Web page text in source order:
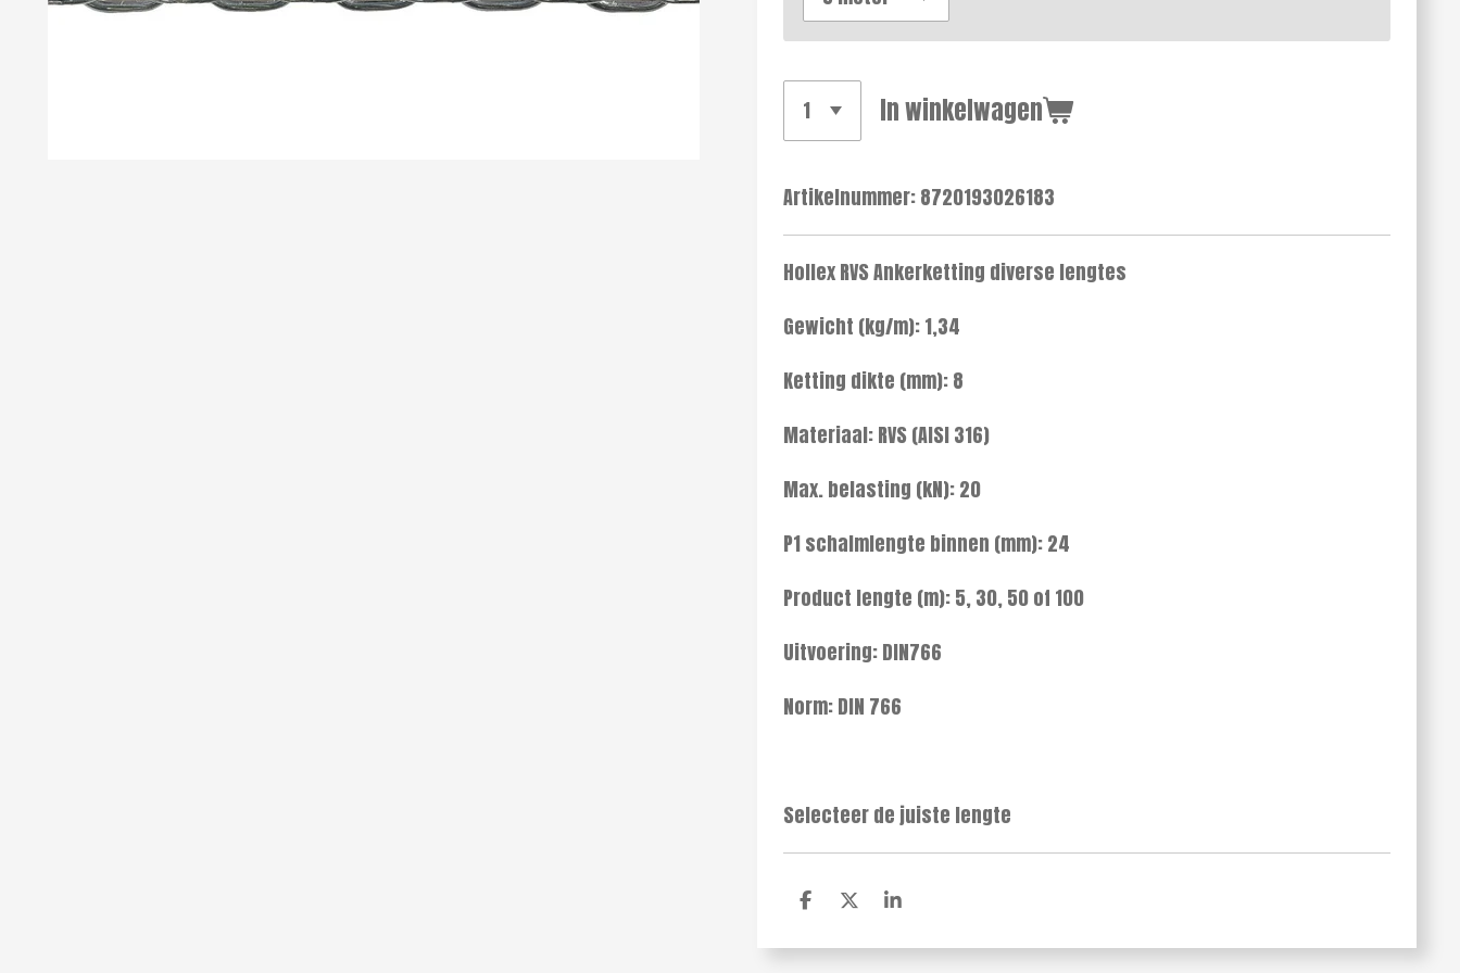
In winkelwagen
Artikelnummer:8720193026183
Hollex RVS Ankerketting diverse lengtes
Gewicht (kg/m): 1,34
Ketting dikte (mm): 8
Materiaal: RVS (AISI 316)
Max. belasting (kN): 20
P1 schalmlengte binnen (mm): 24
Product lengte (m): 5, 30, 50 of 100
Uitvoering: DIN766
Norm: DIN 766
Selecteer de juiste lengte
D
l
D
e
S
a